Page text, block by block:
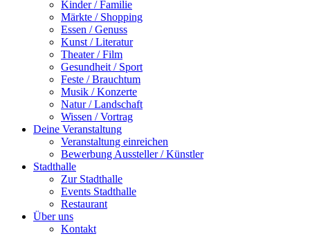
Kinder / Familie
Märkte / Shopping
Essen / Genuss
Kunst / Literatur
Theater / Film
Gesundheit / Sport
Feste / Brauchtum
Musik / Konzerte
Natur / Landschaft
Wissen / Vortrag
Deine Veranstaltung
Veranstaltung einreichen
Bewerbung Aussteller / Künstler
Stadthalle
Zur Stadthalle
Events Stadthalle
Restaurant
Über uns
Kontakt